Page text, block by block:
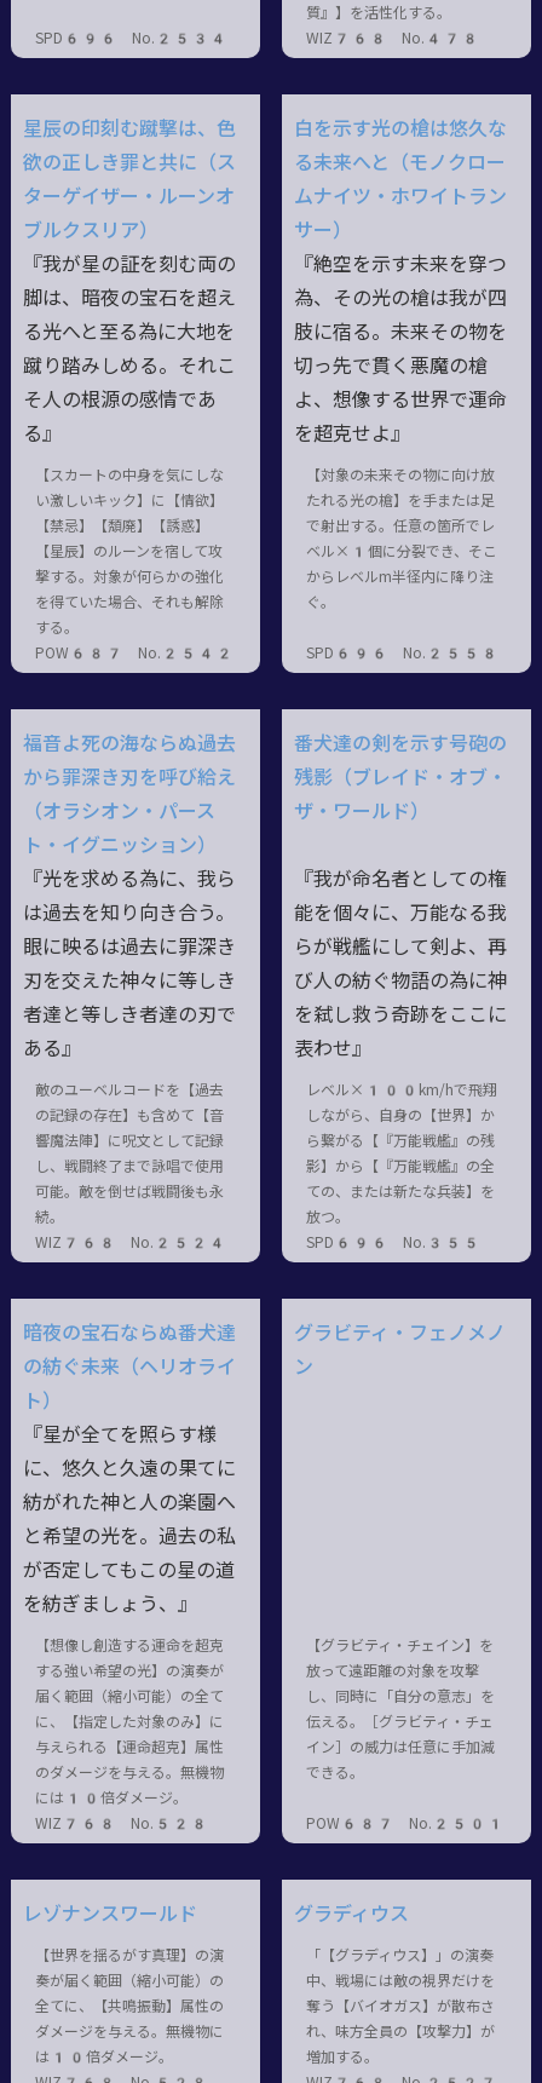
SPD696 No.2534
質』】を活性化する。
WIZ768 No.478
星辰の印刻む蹴撃は、色
欲の正しき罪と共に（ス
ターゲイザー・ルーンオ
ブルクスリア）
『我が星の証を刻む両の
脚は、暗夜の宝石を超え
る光へと至る為に大地を
蹴り踏みしめる。それこ
そ人の根源の感情であ
る』
【スカートの中身を気にしな
い激しいキック】に【情欲】
【禁忌】【頽廃】【誘惑】
【星辰】のルーンを宿して攻
撃する。対象が何らかの強化
を得ていた場合、それも解除
する。
POW687 No.2542
白を示す光の槍は悠久な
る未来へと（モノクロー
ムナイツ・ホワイトラン
サー）
『絶空を示す未来を穿つ
為、その光の槍は我が四
肢に宿る。未来その物を
切っ先で貫く悪魔の槍
よ、想像する世界で運命
を超克せよ』
【対象の未来その物に向け放
たれる光の槍】を手または足
で射出する。任意の箇所でレ
ベル×1個に分裂でき、そこ
からレベルm半径内に降り注
ぐ。
SPD696 No.2558
福音よ死の海ならぬ過去
から罪深き刃を呼び給え
（オラシオン・パース
ト・イグニッション）
『光を求める為に、我ら
は過去を知り向き合う。
眼に映るは過去に罪深き
刃を交えた神々に等しき
者達と等しき者達の刃で
ある』
敵のユーベルコードを【過去
の記録の存在】も含めて【音
響魔法陣】に呪文として記録
し、戦闘終了まで詠唱で使用
可能。敵を倒せば戦闘後も永
続。
WIZ768 No.2524
番犬達の剣を示す号砲の
残影（ブレイド・オブ・
ザ・ワールド）
『我が命名者としての権
能を個々に、万能なる我
らが戦艦にして剣よ、再
び人の紡ぐ物語の為に神
を弑し救う奇跡をここに
表わせ』
レベル×100km/hで飛翔
しながら、自身の【世界】か
ら繋がる【『万能戦艦』の残
影】から【『万能戦艦』の全
ての、または新たな兵装】を
放つ。
SPD696 No.355
暗夜の宝石ならぬ番犬達
の紡ぐ未来（ヘリオライ
ト）
『星が全てを照らす様
に、悠久と久遠の果てに
紡がれた神と人の楽園へ
と希望の光を。過去の私
が否定してもこの星の道
を紡ぎましょう、』
【想像し創造する運命を超克
する強い希望の光】の演奏が
届く範囲（縮小可能）の全て
に、【指定した対象のみ】に
与えられる【運命超克】属性
のダメージを与える。無機物
には10倍ダメージ。
WIZ768 No.528
グラビティ・フェノメノ
ン
【グラビティ・チェイン】を
放って遠距離の対象を攻撃
し、同時に「自分の意志」を
伝える。［グラビティ・チェ
イン］の威力は任意に手加減
できる。
POW687 No.2501
レゾナンスワールド
【世界を揺るがす真理】の演
奏が届く範囲（縮小可能）の
全てに、【共鳴振動】属性の
ダメージを与える。無機物に
は10倍ダメージ。
グラディウス
「【グラディウス】」の演奏
中、戦場には敵の視界だけを
奪う【バイオガス】が散布さ
れ、味方全員の【攻撃力】が
増加する。